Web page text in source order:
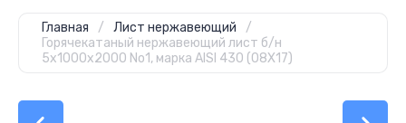
Главная / Лист нержавеющий
/
Горячекатаный нержавеющий лист б/н
5х1000х2000 No1, марка AISI 430 (08Х17)